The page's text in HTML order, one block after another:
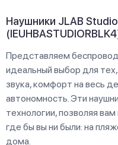
Наушники JLAB
Представляем
идеальный выбор для
звука, комфорт на весь
автономность. Эти
технологии, позволяя
где бы вы ни были: на
дома.